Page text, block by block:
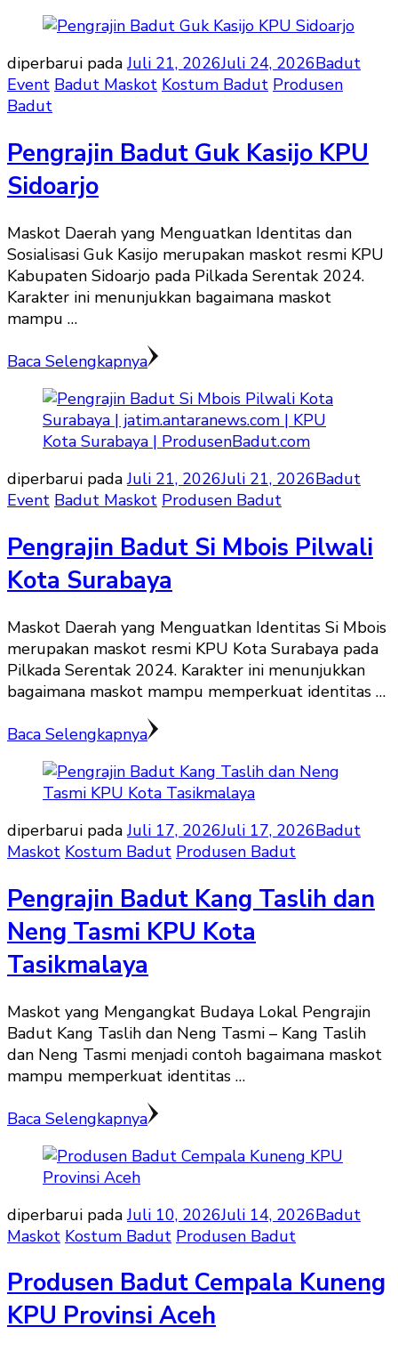
diperbarui padaJuli 21, 2026Juli 24, 2026Badut
Event Badut Maskot Kostum Badut Produsen
Badut
Pengrajin Badut Guk Kasijo KPU
Sidoarjo
Maskot Daerah yang Menguatkan Identitas dan
Sosialisasi Guk Kasijo merupakan maskot resmi KPU
Kabupaten Sidoarjo pada Pilkada Serentak 2024.
Karakter ini menunjukkan bagaimana maskot
mampu …
Baca Selengkapnya
diperbarui padaJuli 21, 2026Juli 21, 2026Badut
Event Badut Maskot Produsen Badut
Pengrajin Badut Si Mbois Pilwali
Kota Surabaya
Maskot Daerah yang Menguatkan Identitas Si Mbois
merupakan maskot resmi KPU Kota Surabaya pada
Pilkada Serentak 2024. Karakter ini menunjukkan
bagaimana maskot mampu memperkuat identitas …
Baca Selengkapnya
diperbarui padaJuli 17, 2026Juli 17, 2026Badut
Maskot Kostum Badut Produsen Badut
Pengrajin Badut Kang Taslih dan
Neng Tasmi KPU Kota
Tasikmalaya
Maskot yang Mengangkat Budaya Lokal Pengrajin
Badut Kang Taslih dan Neng Tasmi – Kang Taslih
dan Neng Tasmi menjadi contoh bagaimana maskot
mampu memperkuat identitas …
Baca Selengkapnya
diperbarui padaJuli 10, 2026Juli 14, 2026Badut
Maskot Kostum Badut Produsen Badut
Produsen Badut Cempala Kuneng
KPU Provinsi Aceh